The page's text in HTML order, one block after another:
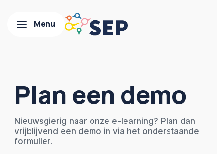
Plan een demo
Nieuwsgierig naar onze e-learning? Plan dan
vrijblijvend een demo in via het onderstaande
formulier.